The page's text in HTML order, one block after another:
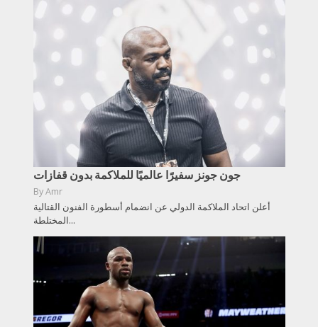
جون جونز سفيرًا عالميًا للملاكمة بدون قفازات
ByAmr
أعلن اتحاد الملاكمة الدولي عن انضمام أسطورة الفنون القتالية
المختلطة...